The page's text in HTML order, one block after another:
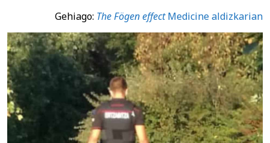
Gehiago: The Fögen effectMedicine aldizkarian